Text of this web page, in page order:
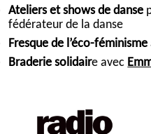
Ateliers et shows de danse
fédérateur de la danse
Fresque de l’éco-féminisme
Braderie solidaire avec